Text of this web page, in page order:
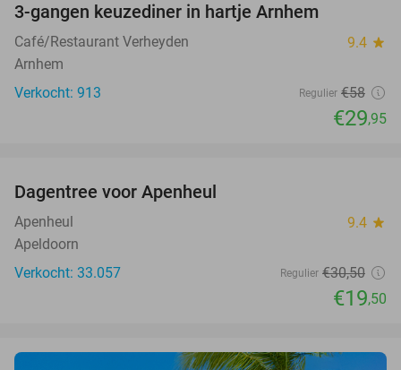
3-gangen keuzediner in hartje Arnhem
Café/Restaurant Verheyden 9.4 star
Arnhem
Verkocht: 913
Regulier €58
€29,95
Dagentree voor Apenheul
Apenheul 9.4 star
Apeldoorn
Verkocht: 33.057
Regulier €30,50
€19,50